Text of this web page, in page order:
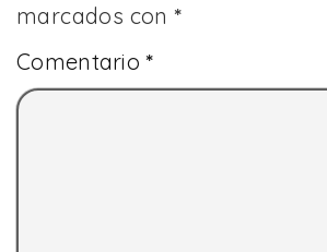
marcados con*
Comentario*